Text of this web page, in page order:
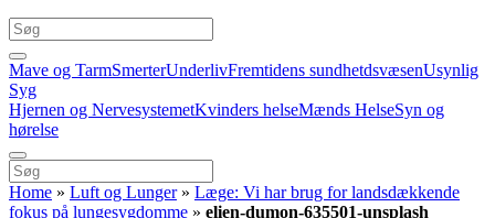
Mave og TarmSmerterUnderlivFremtidens sundhetdsvæsenUsynlig
Syg
Hjernen og NervesystemetKvinders helseMænds HelseSyn og
hørelse
Home » Luft og Lunger» Læge: Vi har brug for landsdækkende
fokus på lungesygdomme » elien-dumon-635501-unsplash